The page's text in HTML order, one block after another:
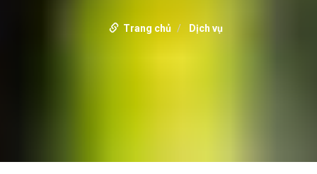
Trang chủ Dịch vụ